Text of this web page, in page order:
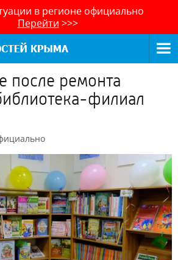
в регионе официально
Перейти >>>
после ремонта
филиал